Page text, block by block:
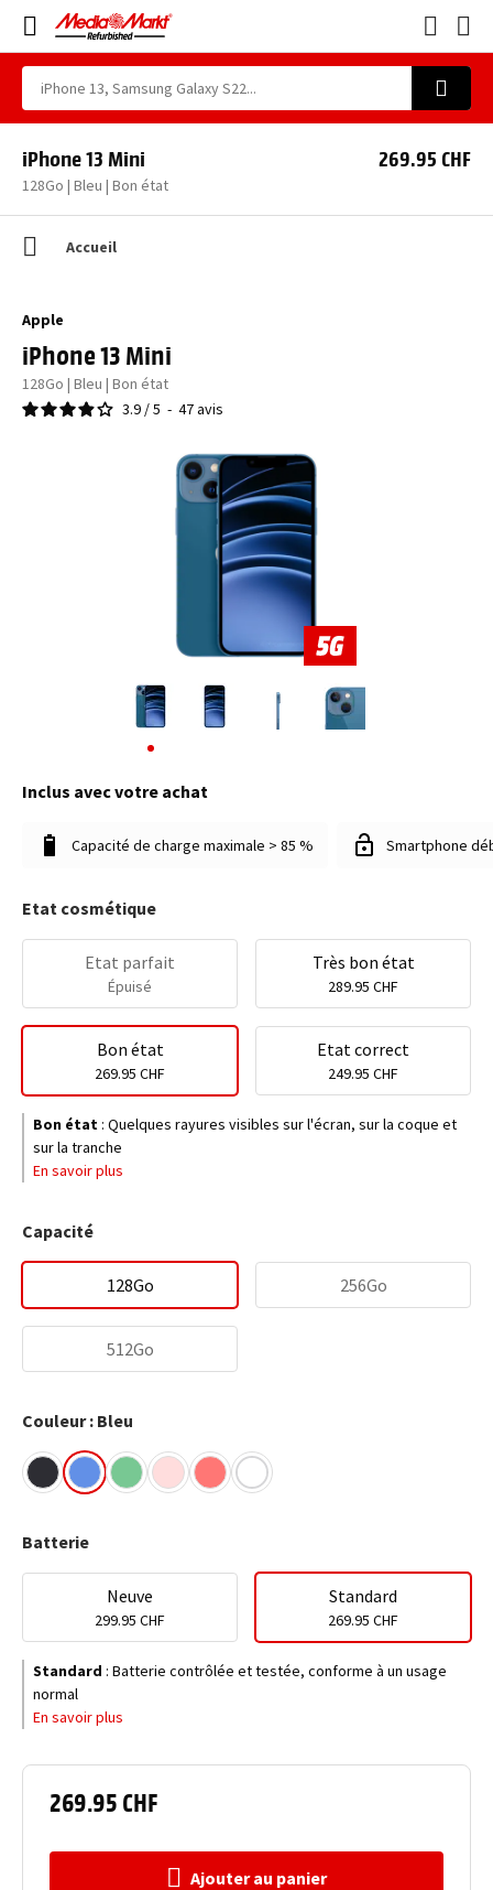
iPhone 13 Mini
128Go | Bleu | Bon état
269.95 CHF
Accueil
Apple
iPhone 13 Mini
128Go | Bleu | Bon état
3.9 /5 - 47avis
Inclus avec votre achat
Capacité de charge maximale > 85 % Smartphone
269.95 CHF
Ajouter au panier
Etat cosmétique
Etat parfait
Épuisé
Très bon état
289.95 CHF
Bon état
269.95 CHF
Etat correct
249.95 CHF
Bon état : Quelques rayures visibles sur l'écran, sur la coque et
sur la tranche
En savoir plus
Capacité
128Go 256Go
512Go
Couleur : Bleu
Batterie
Neuve
299.95 CHF
Standard
269.95 CHF
Standard : Batterie contrôlée et testée, conforme à un usage
normal
En savoir plus